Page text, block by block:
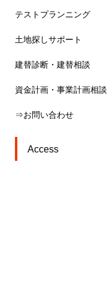
テストプランニング
土地探しサポート
建替診断・建替相談
資金計画・事業計画相談
⇒お問い合わせ
Access